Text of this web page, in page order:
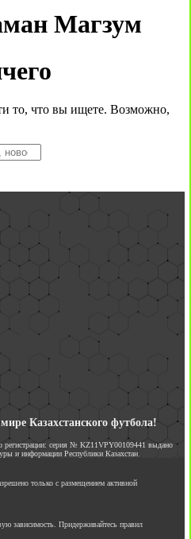
Магзум
то, что вы ищете. Возможно,
Казахстанского футбола!
регистрации: серия № KZ11VPY00109441 выдано
и информации Республики Казахстан.
только с размещением активной
зависимость. Придерживайтесь правил